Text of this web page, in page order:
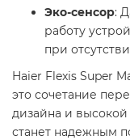
Эко-сенсор:
работу
при
Haier Flexis Super
это сочетание
дизайна и
станет надежным